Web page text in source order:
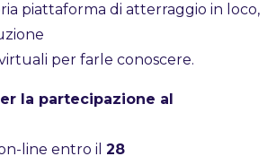
piattaforma di atterraggio in loco,
per farle conoscere.
la partecipazione al
line entro il 28